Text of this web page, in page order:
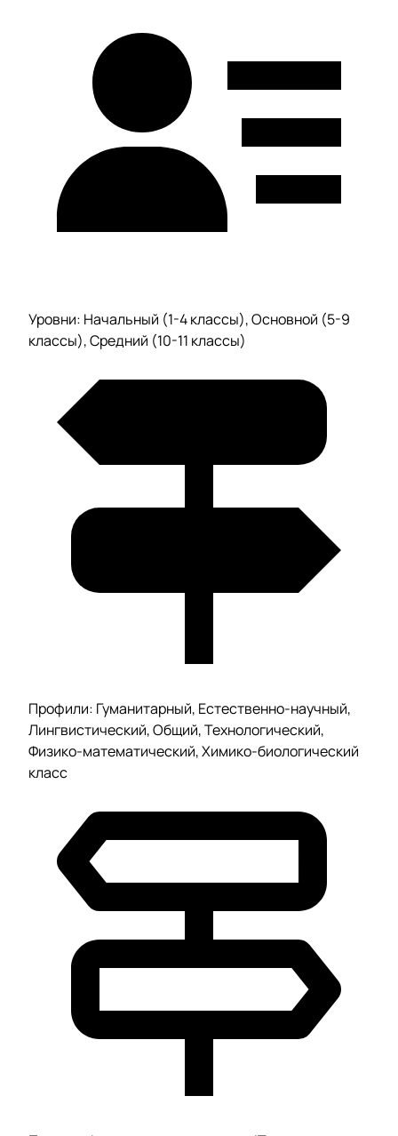
Уровни: Начальный (1-4 классы), Основной (5-9
классы), Средний (10-11 классы)
Профили: Гуманитарный, Естественно-научный,
Лингвистический, Общий, Технологический,
Физико-математический, Химико-биологический
класс